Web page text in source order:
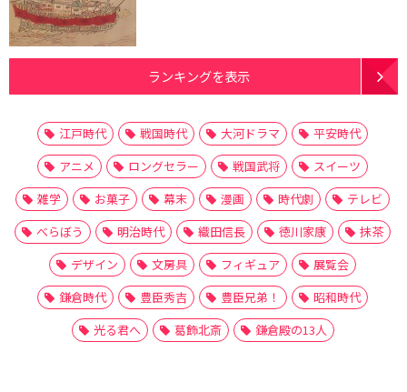
ランキングを表示
江戸時代 戦国時代 大河ドラマ
平安時代
アニメ
ロングセラー 戦国武将
スイーツ
雑学
お菓子 幕末 漫画 時代劇
テレビ
べらぼう
明治時代 織田信長 徳川家康
抹茶
デザイン
文房具 フィギュア
展覧会
鎌倉時代
豊臣秀吉 豊臣兄弟！
昭和時代
光る君へ
葛飾北斎 鎌倉殿の13人